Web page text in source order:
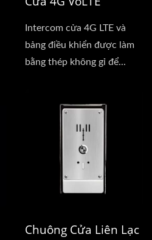
Intercom cửa 4G LTE và
bảng điều khiển được làm
bằng thép không gỉ để...
Chuông Cửa Liên Lạc